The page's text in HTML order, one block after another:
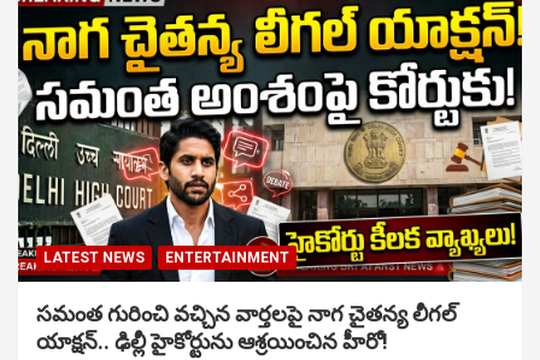
LATEST NEWS ENTERTAINMENT
సమంత గురించి వచ్చిన వార్తలపై నాగ చైతన్య లీగల్
యాక్షన్.. ఢిల్లీ హైకోర్టును ఆశ్రయించిన హీరో!